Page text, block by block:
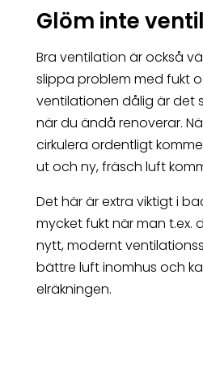
Glöm inte
Bra ventilation är också
slippa problem med fukt
ventilationen dålig är det
när du ändå renoverar.
cirkulera ordentligt
ut och ny, fräsch luft
Det här är extra viktigt i
mycket fukt när man t.ex.
nytt, modernt
bättre luft inomhus och
elräkningen.